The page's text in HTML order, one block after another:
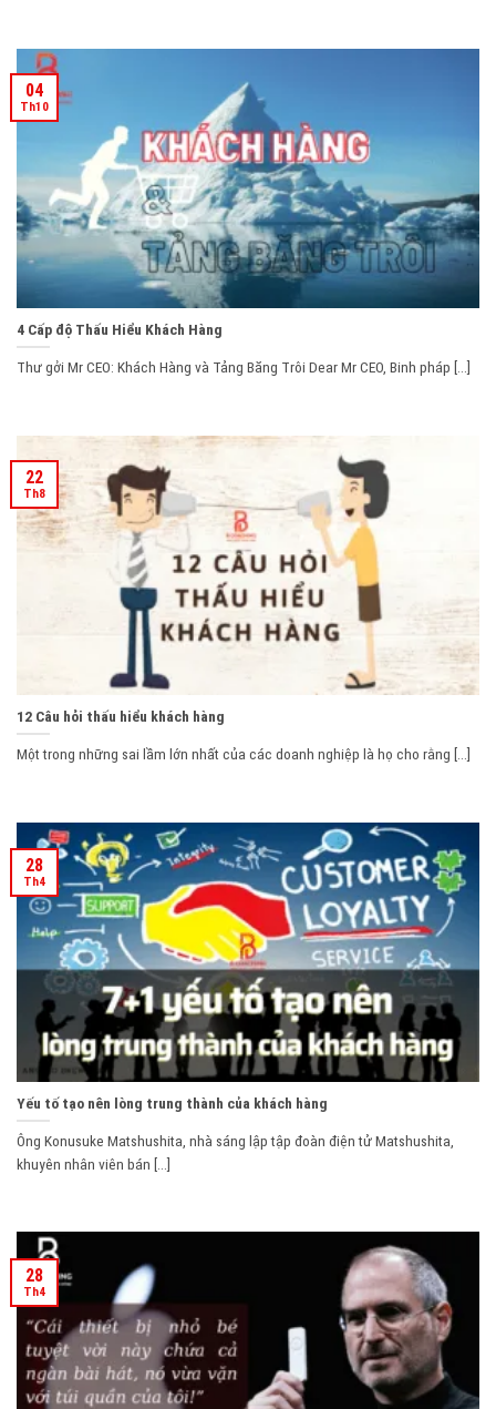
4 Cấp độ Thấu Hiểu Khách Hàng
Thư gởi Mr CEO: Khách Hàng và Tảng Băng Trôi Dear Mr CEO, Binh pháp [...]
04
Th10
12 Câu hỏi thấu hiểu khách hàng
Một trong những sai lầm lớn nhất của các doanh nghiệp là họ cho rằng [...]
22
Th8
Yếu tố tạo nên lòng trung thành của khách hàng
Ông Konusuke Matshushita, nhà sáng lập tập đoàn điện tử Matshushita,
khuyên nhân viên bán [...]
28
Th4
28
Th4